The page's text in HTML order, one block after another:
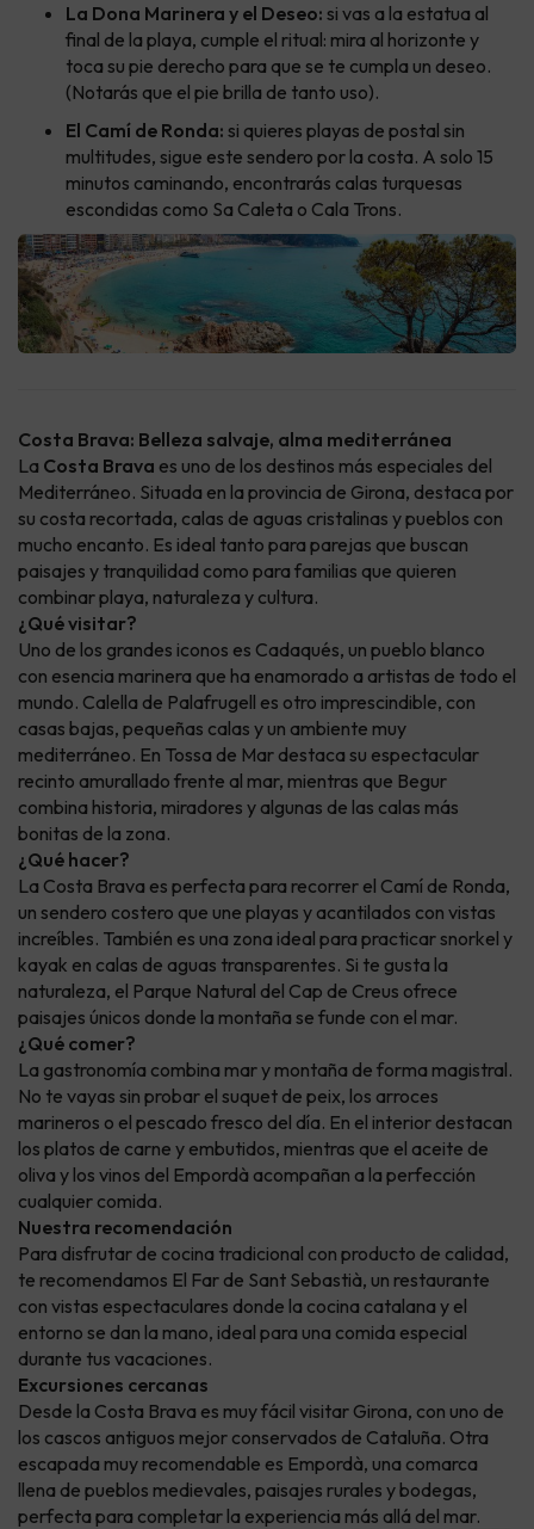
La Dona Marinera y el Deseo: si vas a la estatua al
final de la playa, cumple el ritual: mira al horizonte y
toca su pie derecho para que se te cumpla un deseo.
(Notarás que el pie brilla de tanto uso).
El Camí de Ronda: si quieres playas de postal sin
multitudes, sigue este sendero por la costa. A solo 15
minutos caminando, encontrarás calas turquesas
escondidas como Sa Caleta o Cala Trons.
Costa Brava: Belleza salvaje, alma mediterránea
La Costa Brava es uno de los destinos más especiales del
Mediterráneo. Situada en la provincia de Girona, destaca por
su costa recortada, calas de aguas cristalinas y pueblos con
mucho encanto. Es ideal tanto para parejas que buscan
paisajes y tranquilidad como para familias que quieren
combinar playa, naturaleza y cultura.
¿Qué visitar?
Uno de los grandes iconos es Cadaqués, un pueblo blanco
con esencia marinera que ha enamorado a artistas de todo el
mundo. Calella de Palafrugell es otro imprescindible, con
casas bajas, pequeñas calas y un ambiente muy
mediterráneo. En Tossa de Mar destaca su espectacular
recinto amurallado frente al mar, mientras que Begur
combina historia, miradores y algunas de las calas más
bonitas de la zona.
¿Qué hacer?
La Costa Brava es perfecta para recorrer el Camí de Ronda,
un sendero costero que une playas y acantilados con vistas
increíbles. También es una zona ideal para practicar snorkel y
kayak en calas de aguas transparentes. Si te gusta la
naturaleza, el Parque Natural del Cap de Creus ofrece
paisajes únicos donde la montaña se funde con el mar.
¿Qué comer?
La gastronomía combina mar y montaña de forma magistral.
No te vayas sin probar el suquet de peix, los arroces
marineros o el pescado fresco del día. En el interior destacan
los platos de carne y embutidos, mientras que el aceite de
oliva y los vinos del Empordà acompañan a la perfección
cualquier comida.
Nuestra recomendación
Para disfrutar de cocina tradicional con producto de calidad,
te recomendamos El Far de Sant Sebastià, un restaurante
con vistas espectaculares donde la cocina catalana y el
entorno se dan la mano, ideal para una comida especial
durante tus vacaciones.
Excursiones cercanas
Desde la Costa Brava es muy fácil visitar Girona, con uno de
los cascos antiguos mejor conservados de Cataluña. Otra
escapada muy recomendable es Empordà, una comarca
llena de pueblos medievales, paisajes rurales y bodegas,
perfecta para completar la experiencia más allá del mar.